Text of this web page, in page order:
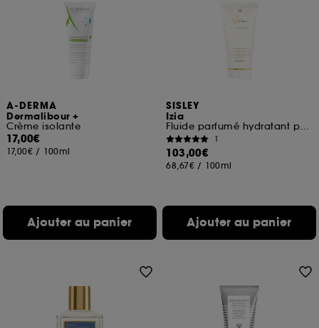
A-DERMA
Dermalibour +
Crème isolante
17,00€
17,00€ / 100ml
Ajouter au panier
SISLEY
Izia
Fluide parfumé hydratant pour le corps
1
103,00€
68,67€ / 100ml
Ajouter au panier